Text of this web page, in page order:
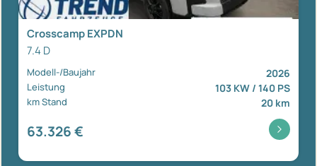
Crosscamp EXPDN
7.4 D
Modell-/Baujahr 2026
Leistung 103 KW / 140 PS
km Stand 20 km
63.326 €